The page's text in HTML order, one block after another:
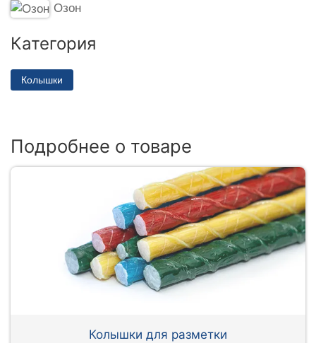
Озон
Категория
Колышки
Подробнее о товаре
Колышки для разметки